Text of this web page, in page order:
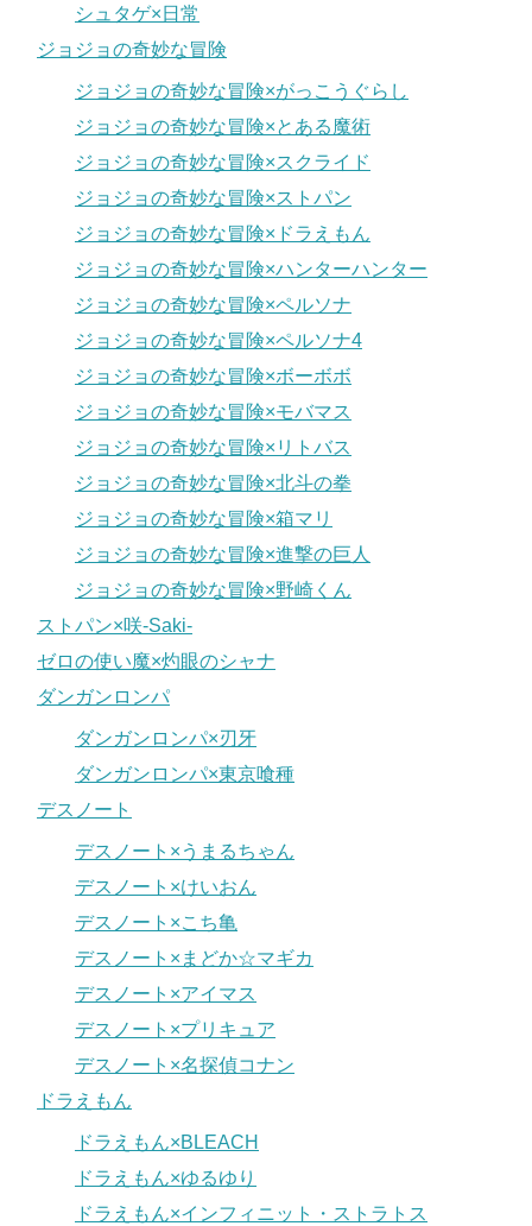
シュタゲ×日常
ジョジョの奇妙な冒険
ジョジョの奇妙な冒険×がっこうぐらし
ジョジョの奇妙な冒険×とある魔術
ジョジョの奇妙な冒険×スクライド
ジョジョの奇妙な冒険×ストパン
ジョジョの奇妙な冒険×ドラえもん
ジョジョの奇妙な冒険×ハンターハンター
ジョジョの奇妙な冒険×ペルソナ
ジョジョの奇妙な冒険×ペルソナ4
ジョジョの奇妙な冒険×ボーボボ
ジョジョの奇妙な冒険×モバマス
ジョジョの奇妙な冒険×リトバス
ジョジョの奇妙な冒険×北斗の拳
ジョジョの奇妙な冒険×箱マリ
ジョジョの奇妙な冒険×進撃の巨人
ジョジョの奇妙な冒険×野崎くん
ストパン×咲-Saki-
ゼロの使い魔×灼眼のシャナ
ダンガンロンパ
ダンガンロンパ×刃牙
ダンガンロンパ×東京喰種
デスノート
デスノート×うまるちゃん
デスノート×けいおん
デスノート×こち亀
デスノート×まどか☆マギカ
デスノート×アイマス
デスノート×プリキュア
デスノート×名探偵コナン
ドラえもん
ドラえもん×BLEACH
ドラえもん×ゆるゆり
ドラえもん×インフィニット・ストラトス